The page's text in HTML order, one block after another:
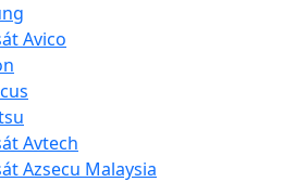
Avico
Avtech
Azsecu Malaysia